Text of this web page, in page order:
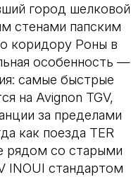
город шелковой
стенами папским
коридору Роны в
особенность —
самые быстрые
на Avignon TGV,
за пределами
как поезда TER
рядом со старыми
INOUI стандартом